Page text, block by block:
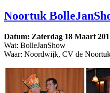
Noortuk
Datum: Zaterdag 18 Maart
Wat: BolleJanShow
Waar: Noordwijk, CV de